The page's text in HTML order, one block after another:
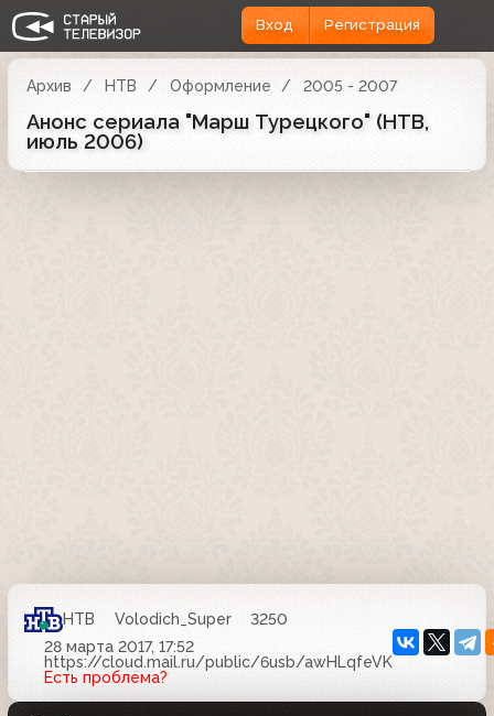
Вход Регистрация
Архив НТВ Оформление 2005 - 2007
Анонс сериала "Марш Турецкого" (НТВ,
июль 2006)
НТВ Volodich_Super
3250
28 марта 2017, 17:52
https://cloud.mail.ru/public/6usb/awHLqfeVK
Есть проблема?